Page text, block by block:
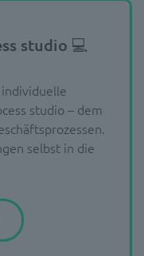
studio 💻
studio – dem
selbst in die